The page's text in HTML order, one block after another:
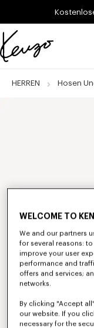
Skip to main content
Skip to footer
Offizielle
Website
HERREN Hosen
WELCOME TO
We and our partners
for several reasons:
improve your user
performance and
offers and services;
networks.
By clicking "Accept
our website. If you
necessary for the